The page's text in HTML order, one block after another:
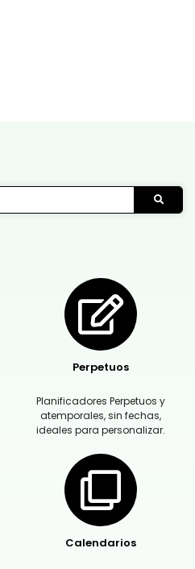
Perpetuos
Planificadores Perpetuos y
atemporales, sin fechas,
ideales para personalizar.
Calendarios